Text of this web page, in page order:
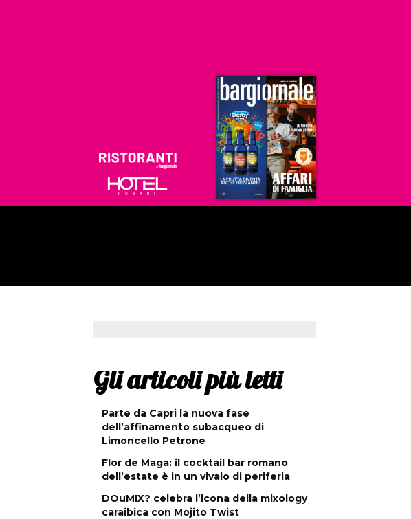
Ristoranti
Hoteldomani
Gli articoli più letti
Parte da Capri la nuova fase
dell’affinamento subacqueo di
Limoncello Petrone
Flor de Maga: il cocktail bar romano
dell’estate è in un vivaio di periferia
DOuMIX? celebra l’icona della mixology
caraibica con Mojito Twist